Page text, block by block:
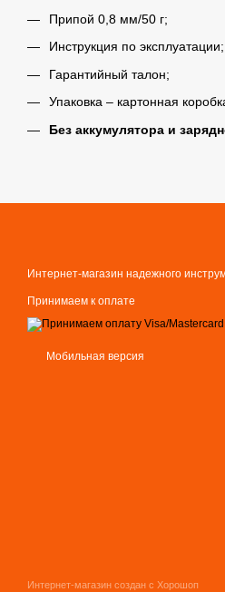
Припой 0,8 мм/50 г;
Инструкция по эксплуатации;
Гарантийный талон;
Упаковка – картонная
Без аккумулятора и
Интернет-магазин надежного
Принимаем к оплате
Мобильная версия
Интернет-магазин создан с Хорошоп